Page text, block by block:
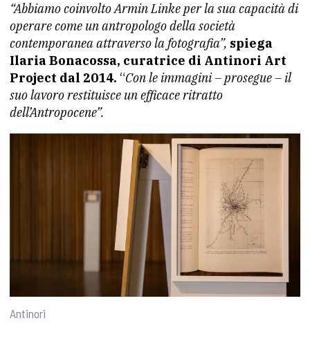
“Abbiamo coinvolto Armin Linke per la sua capacità di
operare come un antropologo della società
contemporanea attraverso la fotografia”, spiega
Ilaria Bonacossa, curatrice di Antinori Art
Project dal 2014. “Con le immagini – prosegue – il
suo lavoro restituisce un efficace ritratto
dell’Antropocene”.
Antinori